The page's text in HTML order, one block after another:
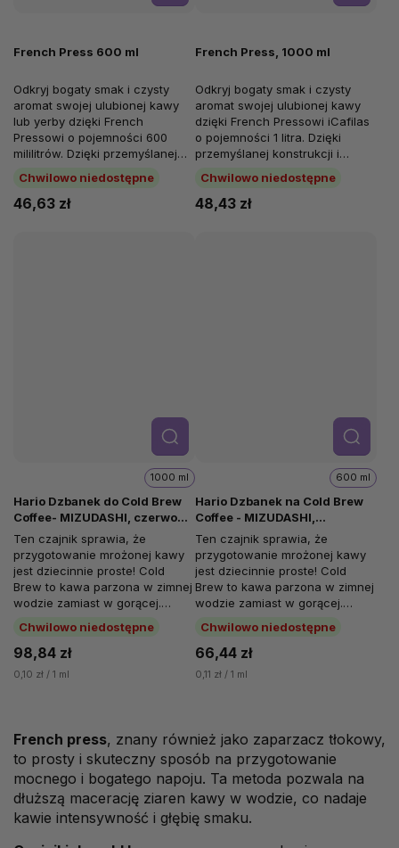
French Press 600 ml
Chwilowo niedostępne
46,63 zł
Odkryj bogaty smak i czysty
aromat swojej ulubionej kawy
lub yerby dzięki French
Pressowi o pojemności 600
mililitrów. Dzięki przemyślanej
konstrukcji i najwyższej
jakości...
French Press, 1000 ml
Chwilowo niedostępne
48,43 zł
Odkryj bogaty smak i czysty
aromat swojej ulubionej kawy
dzięki French Pressowi iCafilas
o pojemności 1 litra. Dzięki
przemyślanej konstrukcji i
najwyższej jakości materiałom...
Hario Dzbanek do Cold Brew
Coffee- MIZUDASHI, czerwony,
1000 ml
Chwilowo niedostępne
1000 ml
98,84 zł
0,10 zł / 1 ml
Szcze
góły
Ten czajnik sprawia, że
przygotowanie mrożonej kawy
jest dziecinnie proste! Cold
Brew to kawa parzona w zimnej
wodzie zamiast w gorącej.
"Parzenie" zimną wodą
zapobiega...
Hario Dzbanek na Cold Brew
Coffee - MIZUDASHI,
czerwony, 600 ml
Chwilowo niedostępne
600 ml
66,44 zł
0,11 zł / 1 ml
Szcze
góły
Ten czajnik sprawia, że
przygotowanie mrożonej kawy
jest dziecinnie proste! Cold
Brew to kawa parzona w zimnej
wodzie zamiast w gorącej.
"Parzenie" zimną wodą
zapobiega...
French press, znany również jako zaparzacz tłokowy,
to prosty i skuteczny sposób na przygotowanie
mocnego i bogatego napoju. Ta metoda pozwala na
dłuższą macerację ziaren kawy w wodzie, co nadaje
kawie intensywność i głębię smaku.